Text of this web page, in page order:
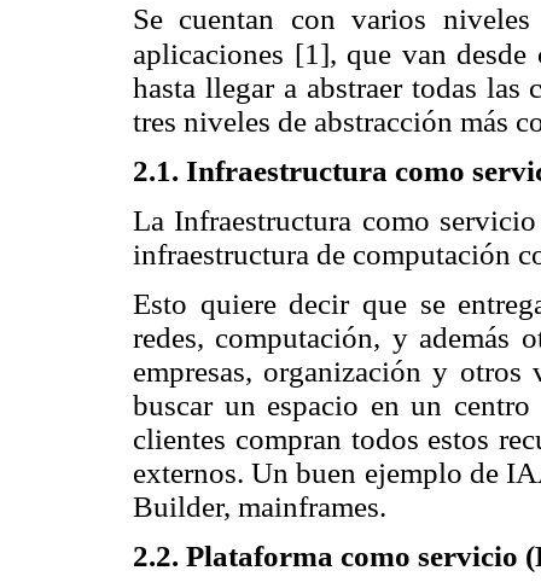
Se cuentan con varios
aplicaciones [1], que van
hasta llegar a abstraer todas las
tres niveles de abstracción más
2.1. Infraestructura como
La Infraestructura como
infraestructura de computación
Esto quiere decir que se
redes, computación, y además
empresas, organización y
buscar un espacio en un
clientes compran todos estos
externos. Un buen ejemplo de
Builder, mainframes.
2.2. Plataforma como servicio